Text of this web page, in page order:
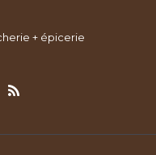
+ épicerie